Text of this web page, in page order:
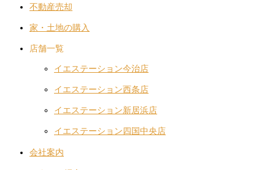
不動産売却
家・土地の購入
店舗一覧
イエステーション今治店
イエステーション西条店
イエステーション新居浜店
イエステーション四国中央店
会社案内